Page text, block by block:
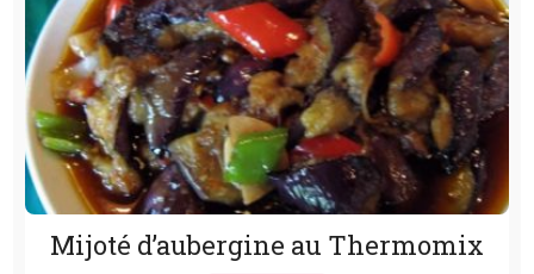
Mijoté d’aubergine au Thermomix